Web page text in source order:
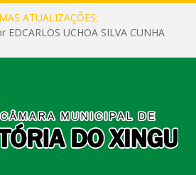
ATUALIZAÇÕES:
UCHOA SILVA CUNHA